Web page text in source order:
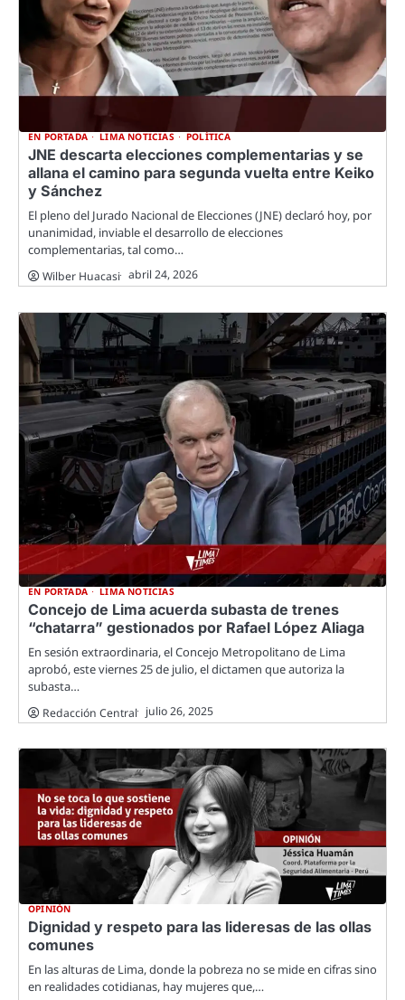
EN PORTADA LIMA NOTICIAS POLÍTICA
JNE descarta elecciones complementarias y se
allana el camino para segunda vuelta entre Keiko
y Sánchez
El pleno del Jurado Nacional de Elecciones (JNE) declaró hoy, por
unanimidad, inviable el desarrollo de elecciones
complementarias, tal como…
Wilber Huacasi abril 24, 2026
EN PORTADA LIMA NOTICIAS
Concejo de Lima acuerda subasta de trenes
“chatarra” gestionados por Rafael López Aliaga
En sesión extraordinaria, el Concejo Metropolitano de Lima
aprobó, este viernes 25 de julio, el dictamen que autoriza la
subasta…
Redacción Central julio 26, 2025
OPINIÓN
Dignidad y respeto para las lideresas de las ollas
comunes
En las alturas de Lima, donde la pobreza no se mide en cifras sino
en realidades cotidianas, hay mujeres que,…